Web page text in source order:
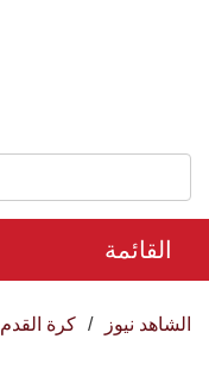
القائمة
الشاهد نيوز كرة القدم